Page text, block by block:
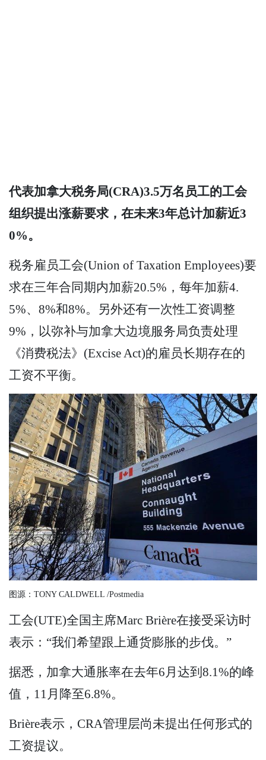
代表加拿大税务局(CRA)3.5万名员工的工会
组织提出涨薪要求，在未来3年总计加薪近3
0%。
税务雇员工会(Union of Taxation Employees)要
求在三年合同期内加薪20.5%，每年加薪4.
5%、8%和8%。另外还有一次性工资调整
9%，以弥补与加拿大边境服务局负责处理
《消费税法》(Excise Act)的雇员长期存在的
工资不平衡。
图源：TONY CALDWELL /Postmedia
工会(UTE)全国主席Marc Brière在接受采访时
表示：“我们希望跟上通货膨胀的步伐。”
据悉，加拿大通胀率在去年6月达到8.1%的峰
值，11月降至6.8%。
Brière表示，CRA管理层尚未提出任何形式的
工资提议。